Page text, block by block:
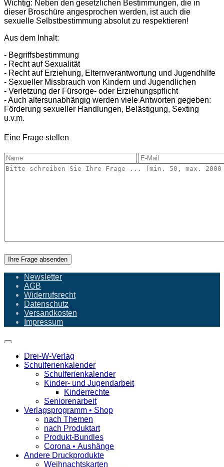
Wichtig: Neben den gesetzlichen Bestimmungen, die in
dieser Broschüre angesprochen werden, ist auch die
sexuelle Selbstbestimmung absolut zu respektieren!
Aus dem Inhalt:
- Begriffsbestimmung
- Recht auf Sexualität
- Recht auf Erziehung, Elternverantwortung und Jugendhilfe
- Sexueller Missbrauch von Kindern und Jugendlichen
- Verletzung der Fürsorge- oder Erziehungspflicht
- Auch altersunabhängig werden viele Antworten gegeben:
Förderung sexueller Handlungen, Belästigung, Sexting
u.v.m.
Eine Frage stellen
Ihre Frage absenden
Newsletter
AGB
Widerrufsrecht
Datenschutz
Versandkosten
Impressum
Drei-W-Verlag
Schulferienkalender
Schulferienkalender
Kinder- und Jugendarbeit
Kinderrechte
Seniorenarbeit
Verlagsprogramm • Shop
nach Themen
nach Produktart
Produkt-Bundles
Corona • Aushänge
Andere Druckprodukte
Weihnachtskarten